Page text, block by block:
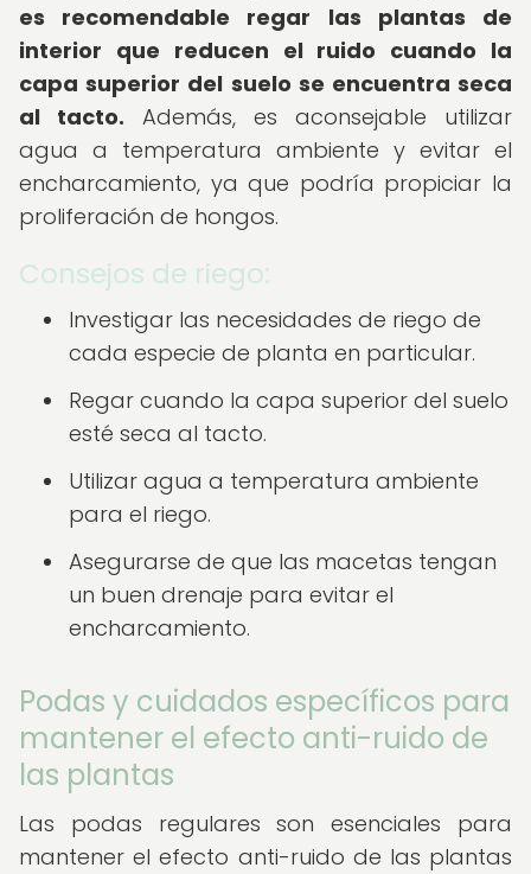
es recomendable regar las plantas de
interior que reducen el ruido cuando la
capa superior del suelo se encuentra seca
al tacto. Además, es aconsejable utilizar
agua a temperatura ambiente y evitar el
encharcamiento, ya que podría propiciar la
proliferación de hongos.
Consejos de riego:
Investigar las necesidades de riego de
cada especie de planta en particular.
Regar cuando la capa superior del suelo
esté seca al tacto.
Utilizar agua a temperatura ambiente
para el riego.
Asegurarse de que las macetas tengan
un buen drenaje para evitar el
encharcamiento.
Podas y cuidados específicos para
mantener el efecto anti-ruido de
las plantas
Las podas regulares son esenciales para
mantener el efecto anti-ruido de las plantas